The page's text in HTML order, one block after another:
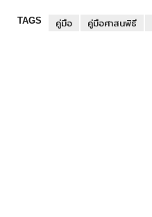
TAGS คู่มือ คู่มือศาสนพิธี